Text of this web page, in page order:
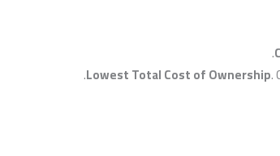
Lowest Total Cost of Ownership.